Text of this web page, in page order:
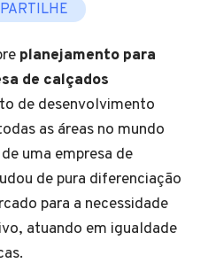
planejamento para
de calçados
de desenvolvimento
as áreas no mundo
uma empresa de
de pura diferenciação
para a necessidade
atuando em igualdade